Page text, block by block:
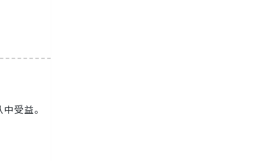
受益。